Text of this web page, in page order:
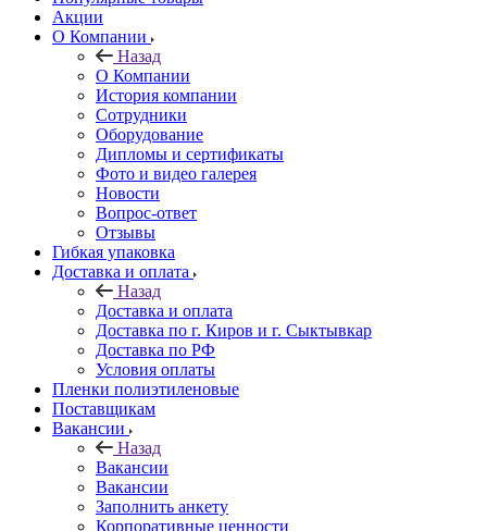
Акции
О Компании
Назад
О Компании
История компании
Сотрудники
Оборудование
Дипломы и сертификаты
Фото и видео галерея
Новости
Вопрос-ответ
Отзывы
Гибкая упаковка
Доставка и оплата
Назад
Доставка и оплата
Доставка по г. Киров и г. Сыктывкар
Доставка по РФ
Условия оплаты
Пленки полиэтиленовые
Поставщикам
Вакансии
Назад
Вакансии
Вакансии
Заполнить анкету
Корпоративные ценности